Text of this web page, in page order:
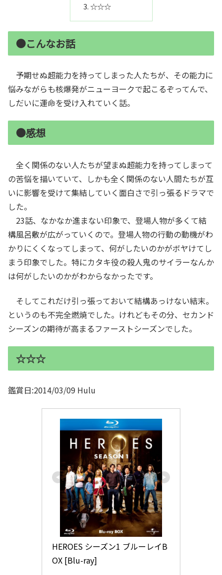
☆☆☆
●こんなお話
予期せぬ超能力を持ってしまった人たちが、その能力に
悩みながらも核爆発がニューヨークで起こるぞってんで、
しだいに運命を受け入れていく話。
●感想
全く関係のない人たちが望まぬ超能力を持ってしまって
の苦悩を描いていて、しかも全く関係のない人間たちが互
いに影響を受けて集結していく面白さで引っ張るドラマで
した。
23話、なかなか進まない印象で、登場人物が多くて結
構風呂敷が広がっていくので。登場人物の行動の動機がわ
かりにくくなってしまって、何がしたいのかがボヤけてし
まう印象でした。特にカタキ役の殺人鬼のサイラーなんか
は何がしたいのかがわからなかったです。
そしてこれだけ引っ張っておいて結構あっけない結末。
というのも不完全燃焼でした。けれどもその分、セカンド
シーズンの期待が高まるファーストシーズンでした。
☆☆☆
鑑賞日:2014/03/09 Hulu
HEROES シーズン1 ブルーレイB
OX [Blu-ray]